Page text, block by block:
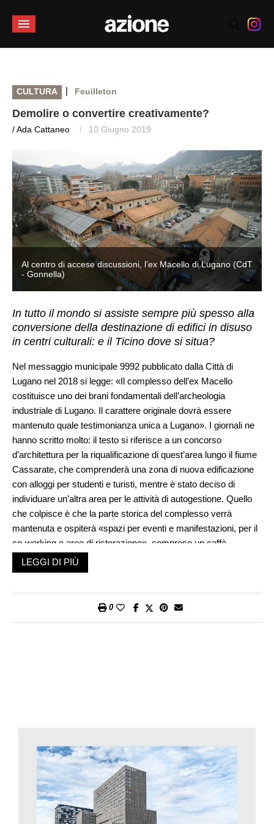
CULTURA | Feuilleton
Demolire o convertire creativamente?
/ Ada Cattaneo 10 Giugno 2019
Al centro di accese discussioni, l’ex Macello di Lugano (CdT
- Gonnella)
In tutto il mondo si assiste sempre più spesso alla
conversione della destinazione di edifici in disuso
in centri culturali: e il Ticino dove si situa?
Nel messaggio municipale 9992 pubblicato dalla Città di
Lugano nel 2018 si legge: «Il complesso dell’ex Macello
costituisce uno dei brani fondamentali dell’archeologia
industriale di Lugano. Il carattere originale dovrà essere
mantenuto quale testimonianza unica a Lugano». I giornali ne
hanno scritto molto: il testo si riferisce a un concorso
d’architettura per la riqualificazione di quest’area lungo il fiume
Cassarate, che comprenderà una zona di nuova edificazione
con alloggi per studenti e turisti, mentre è stato deciso di
individuare un’altra area per le attività di autogestione. Quello
che colpisce è che la parte storica del complesso verrà
mantenuta e ospiterà «spazi per eventi e manifestazioni, per il
co-working e aree di ristorazione», compreso un caffè
letterario. Possiamo allora parlare finalmente anche in Ticino
dell’affermarsi di una nuova e timida tendenza al riutilizzo degli
Nell’evolvere storico delle aree urbane e suburbane, fra nuove
di cancellare queste emergenze architettoniche: il valore
storico, se non tutelato dalla legge, cede il passo a quello
puramente economico del sedime su cui si trovano gli edifici.
Ma un’alternativa esiste per i non molti spazi rimasti ancora da
destinare: si tratta di una riconfigurazione, di un «riuso
LEGGI DI PIÙ
0